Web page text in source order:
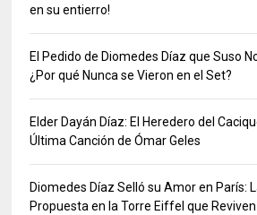
en su entierro!
El Pedido de Diomedes Díaz que Suso
¿Por qué Nunca se Vieron en el Set?
Elder Dayán Díaz: El Heredero del
Última Canción de Ómar Geles
Diomedes Díaz Selló su Amor en París:
Propuesta en la Torre Eiffel que